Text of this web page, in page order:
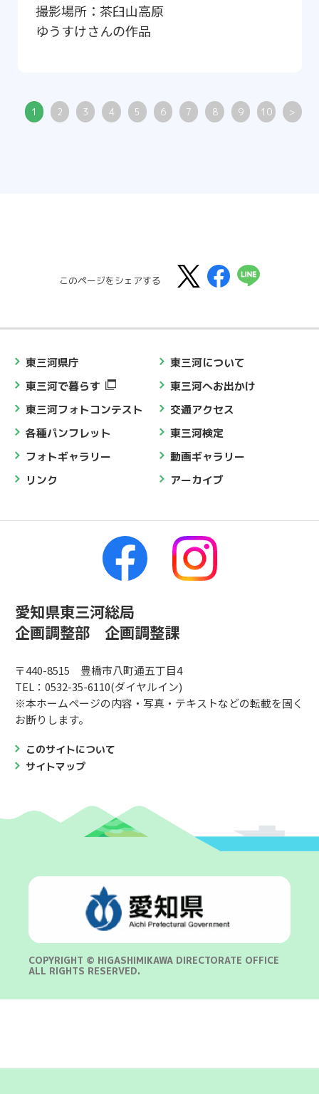
撮影場所： 茶臼山高原
ゆうすけさんの作品
1 2 3 4 5 6 7 8 9 10 >
このページをシェアする
東三河県庁
東三河について
東三河で暮らす
東三河へお出かけ
東三河フォトコンテスト
交通アクセス
各種パンフレット
東三河検定
フォトギャラリー
動画ギャラリー
リンク
アーカイブ
愛知県東三河総局
企画調整部 企画調整課
〒440-8515 豊橋市八町通五丁目4
TEL：0532-35-6110(ダイヤルイン)
※本ホームページの内容・写真・テキストなどの転載を固く
お断りします。
このサイトについて
サイトマップ
COPYRIGHT © HIGASHIMIKAWA DIRECTORATE OFFICE
ALL RIGHTS RESERVED.